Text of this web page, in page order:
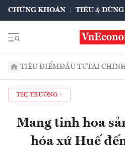
CHỨNG KHOÁN TIÊU & DÙNG
TIÊU ĐIỂMĐẦU TƯTÀI
THỊ TRƯỜNG
Mang tinh hoa
hóa xứ Huế